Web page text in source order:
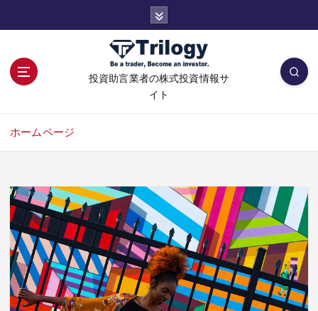
投資助言業者の株式投資情報サ
イト
ホームページ